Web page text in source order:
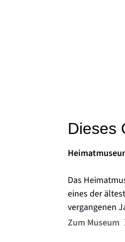
Dieses
Das
eines der
vergangenen
Heimatverein
Zum Museum